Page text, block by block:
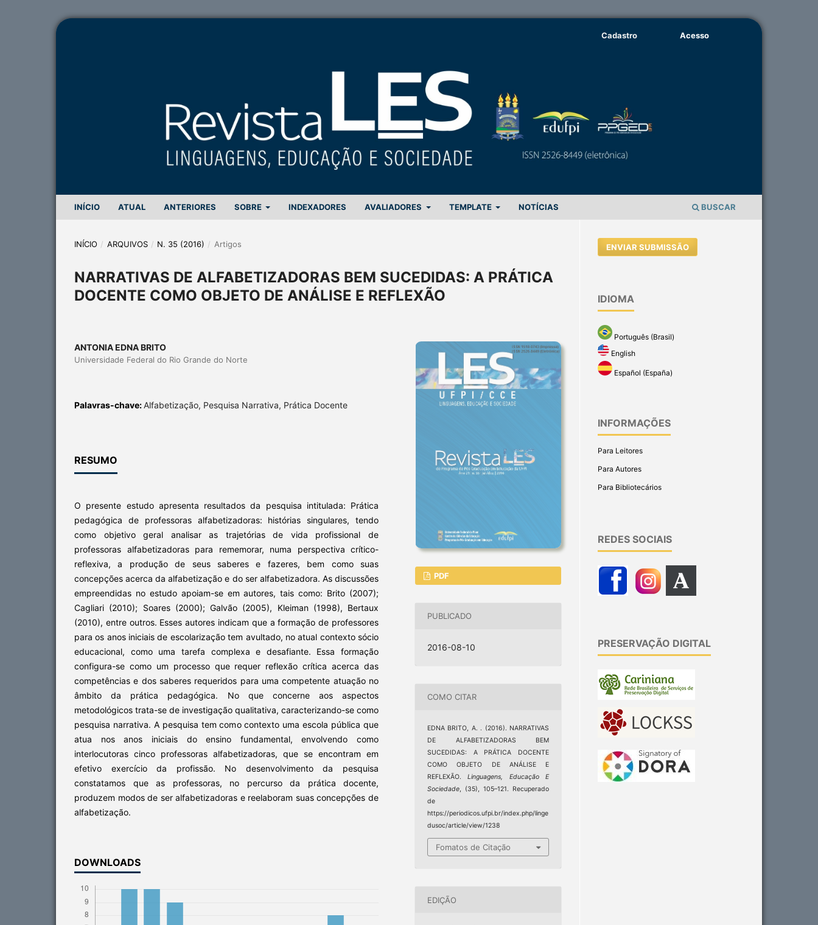
INÍCIO ATUAL ANTERIORES SOBRE INDEXADORES AVALIADORES TEMPLATE NOTÍCIAS BUSCAR
Cadastro Acesso
INÍCIO / ARQUIVOS / N. 35 (2016) / Artigos
NARRATIVAS DE ALFABETIZADORAS BEM SUCEDIDAS: A PRÁTICA
DOCENTE COMO OBJETO DE ANÁLISE E REFLEXÃO
ANTONIA EDNA BRITO
Universidade Federal do Rio Grande do Norte
Palavras-chave:Alfabetização, Pesquisa Narrativa, Prática Docente
RESUMO
O presente estudo apresenta resultados da pesquisa intitulada: Prática
pedagógica de professoras alfabetizadoras: histórias singulares, tendo
como objetivo geral analisar as trajetórias de vida profissional de
professoras alfabetizadoras para rememorar, numa perspectiva crítico-
reflexiva, a produção de seus saberes e fazeres, bem como suas
concepções acerca da alfabetização e do ser alfabetizadora. As discussões
empreendidas no estudo apoiam-se em autores, tais como: Brito (2007);
Cagliari (2010); Soares (2000); Galvão (2005), Kleiman (1998), Bertaux
(2010), entre outros. Esses autores indicam que a formação de professores
para os anos iniciais de escolarização tem avultado, no atual contexto sócio
educacional, como uma tarefa complexa e desafiante. Essa formação
configura-se como um processo que requer reflexão crítica acerca das
competências e dos saberes requeridos para uma competente atuação no
âmbito da prática pedagógica. No que concerne aos aspectos
metodológicos trata-se de investigação qualitativa, caracterizando-se como
pesquisa narrativa. A pesquisa tem como contexto uma escola pública que
atua nos anos iniciais do ensino fundamental, envolvendo como
interlocutoras cinco professoras alfabetizadoras, que se encontram em
efetivo exercício da profissão. No desenvolvimento da pesquisa
constatamos que as professoras, no percurso da prática docente,
produzem modos de ser alfabetizadoras e reelaboram suas concepções de
alfabetização.
DOWNLOADS
PDF
PUBLICADO
2016-08-10
COMO CITAR
EDNA BRITO, A. . (2016). NARRATIVAS
DE ALFABETIZADORAS BEM
SUCEDIDAS: A PRÁTICA DOCENTE
COMO OBJETO DE ANÁLISE E
REFLEXÃO.Linguagens, Educação E
Sociedade, (35), 105–121. Recuperado
de
https://periodicos.ufpi.br/index.php/linge
dusoc/article/view/1238
Fomatos de Citação
EDIÇÃO
ENVIAR SUBMISSÃO
IDIOMA
Português (Brasil)
English
Español (España)
INFORMAÇÕES
Para Leitores
Para Autores
Para Bibliotecários
REDES SOCIAIS
PRESERVAÇÃO DIGITAL